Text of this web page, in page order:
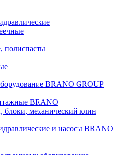
полиспасты
BRANO GROUP
BRANO
блоки, механический клин
и насосы BRANO